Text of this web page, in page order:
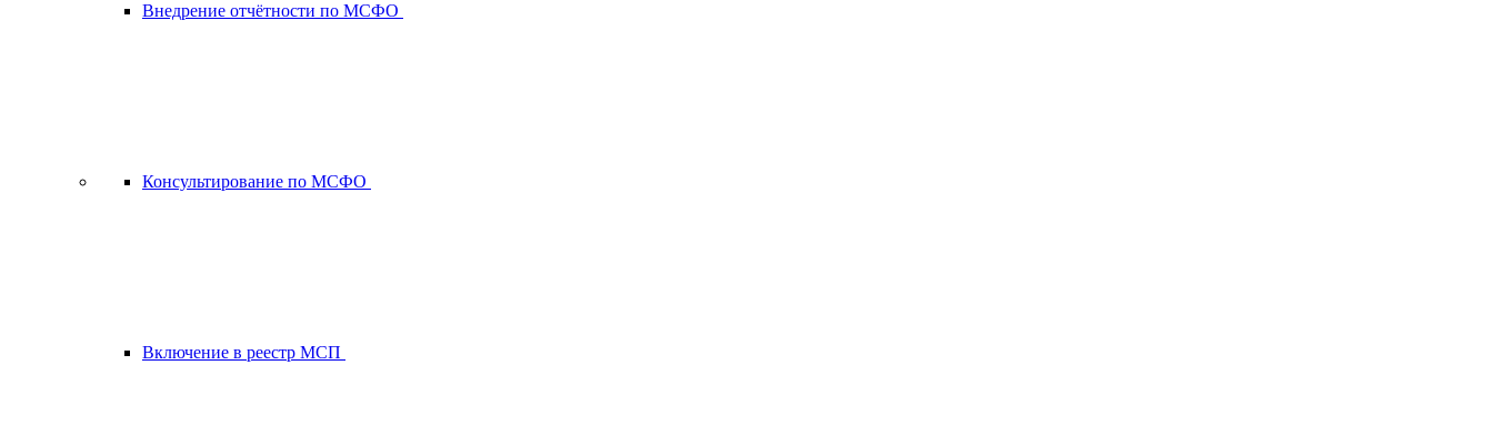
Внедрение отчётности по МСФО
Консультирование по МСФО
Включение в реестр МСП